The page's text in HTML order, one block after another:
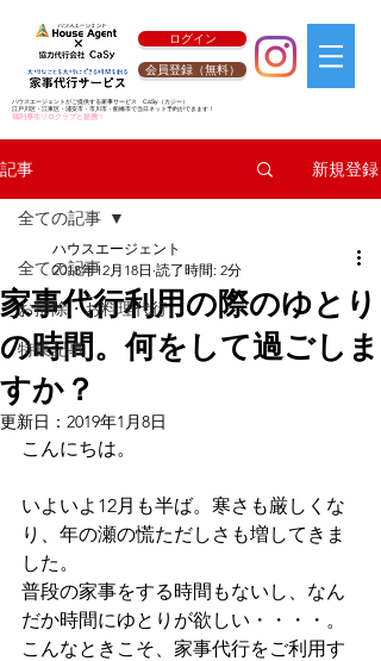
ログイン
会員登録（無料）
ハウスエージェントがご提供する家事サービス CaSy （カジー）
江戸川区・江東区・浦安市・市川市・船橋市で当日ネット予約ができます！
福利厚生リロクラブと提携！
記事 新規登録
全ての記事
お掃除・お料理代行
特集記事
全ての記事
家事代行利用の際のゆとり
の時間。何をして過ごしま
すか？
ハウスエージェント
2018年12月18日 読了時間: 2分
更新日： 2019年1月8日
こんにちは。
いよいよ12月も半ば。寒さも厳しくな
り、年の瀬の慌ただしさも増してきま
した。
普段の家事をする時間もないし、なん
だか時間にゆとりが欲しい・・・・。
こんなときこそ、家事代行をご利用す